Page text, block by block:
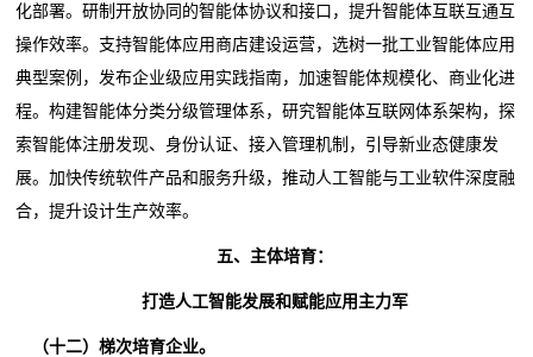
化部署。研制开放协同的智能体协议和接口，提升智能体互联互通互
操作效率。支持智能体应用商店建设运营，选树一批工业智能体应用
典型案例，发布企业级应用实践指南，加速智能体规模化、商业化进
程。构建智能体分类分级管理体系，研究智能体互联网体系架构，探
索智能体注册发现、身份认证、接入管理机制，引导新业态健康发
展。加快传统软件产品和服务升级，推动人工智能与工业软件深度融
合，提升设计生产效率。
五、主体培育：
打造人工智能发展和赋能应用主力军
（十二）梯次培育企业。